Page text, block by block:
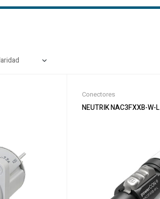
Conectores
NEUTRIK NAC3FXXB-W-L